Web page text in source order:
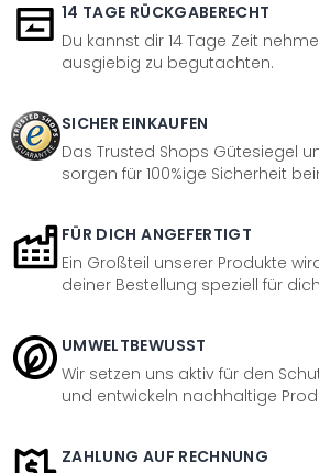
14 TAGE RÜCKGABERECHT
Du kannst dir 14 Tage Zeit
ausgiebig zu begutachten.
SICHER EINKAUFEN
Das Trusted Shops Gütesiegel
sorgen für 100%ige Sicherheit
FÜR DICH ANGEFERTIGT
Ein Großteil unserer Produkte
deiner Bestellung speziell für
UMWELTBEWUSST
Wir setzen uns aktiv für den
und entwickeln nachhaltige
ZAHLUNG AUF RECHNUNG